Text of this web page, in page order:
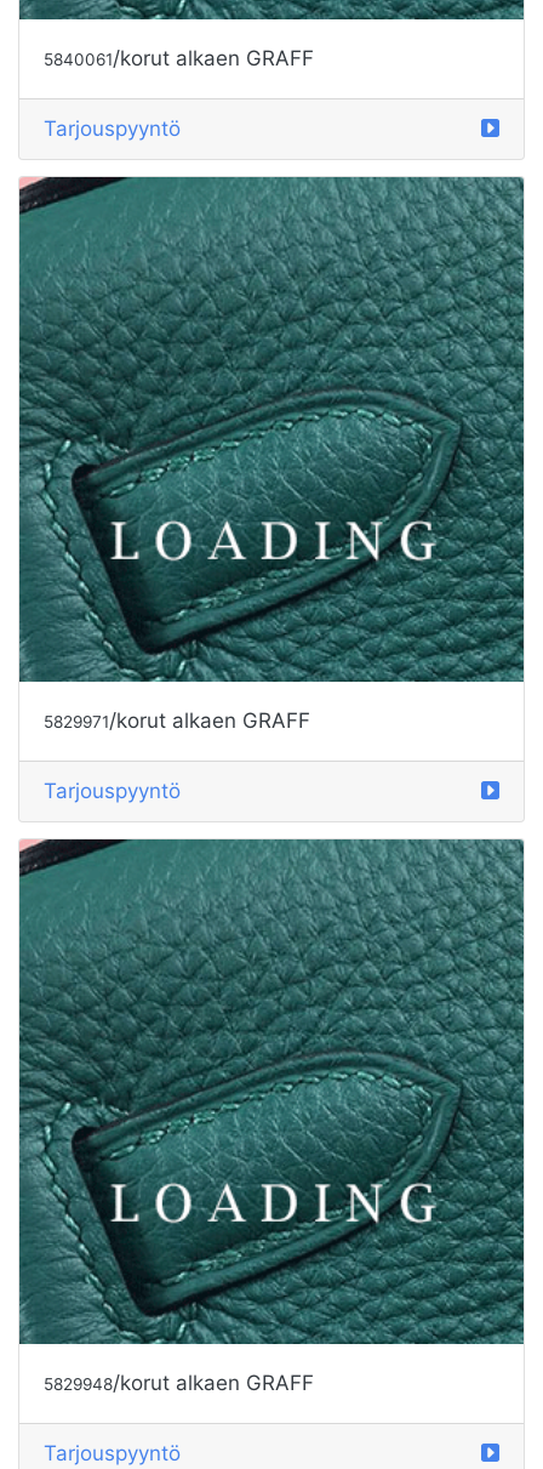
5840061/korut alkaen GRAFF
Tarjouspyyntö
5829971/korut alkaen GRAFF
Tarjouspyyntö